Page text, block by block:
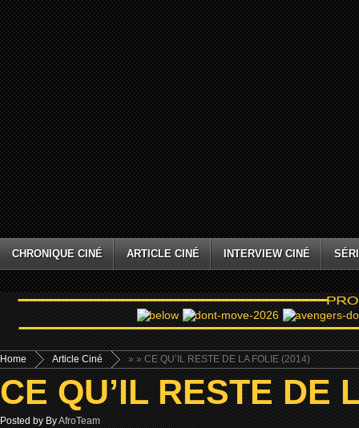
CHRONIQUE CINÉ ARTICLE CINÉ INTERVIEW CINÉ
Home »
Article Ciné » CE QU’IL RESTE DE LA FOLIE (2014)
CE QU’IL RESTE DE
Posted by ByAfroTeam